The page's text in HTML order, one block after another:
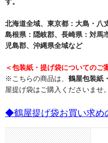
北海道全域、東京都：大島・八
島根県：隠岐郡、長崎県：対馬
児島郡、沖縄県全域など
＜包装紙・提げ袋についてのご
※こちらの商品は、 鶴屋包装紙
屋提げ袋はご購入くださいませ。
◆鶴屋提げ袋お買い求め